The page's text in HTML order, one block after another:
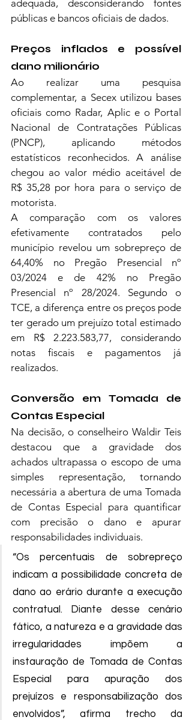
adequada, desconsiderando fontes
públicas e bancos oficiais de dados.
Preços inflados e possível
dano milionário
Ao realizar uma pesquisa
complementar, a Secex utilizou bases
oficiais como Radar, Aplic e o Portal
Nacional de Contratações Públicas
(PNCP), aplicando métodos
estatísticos reconhecidos. A análise
chegou ao valor médio aceitável de
R$ 35,28 por hora para o serviço de
motorista.
A comparação com os valores
efetivamente contratados pelo
município revelou um sobrepreço de
64,40% no Pregão Presencial nº
03/2024 e de 42% no Pregão
Presencial nº 28/2024. Segundo o
TCE, a diferença entre os preços pode
ter gerado um prejuízo total estimado
em R$ 2.223.583,77, considerando
notas fiscais e pagamentos já
realizados.
Conversão em Tomada de
Contas Especial
Na decisão, o conselheiro Waldir Teis
destacou que a gravidade dos
achados ultrapassa o escopo de uma
simples representação, tornando
necessária a abertura de uma Tomada
de Contas Especial para quantificar
com precisão o dano e apurar
responsabilidades individuais.
“Os percentuais de sobrepreço
indicam a possibilidade concreta de
dano ao erário durante a execução
contratual. Diante desse cenário
fático, a natureza e a gravidade das
irregularidades impõem a
instauração de Tomada de Contas
Especial para apuração dos
prejuízos e responsabilização dos
envolvidos”, afirma trecho da